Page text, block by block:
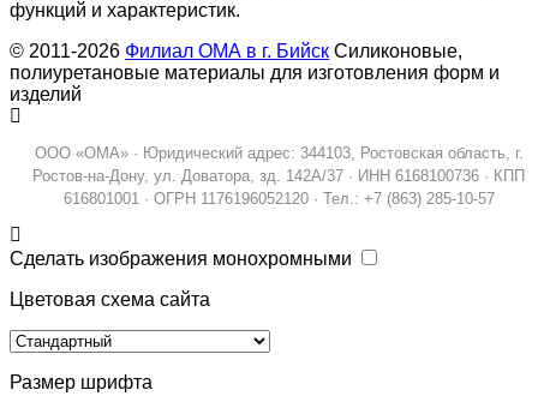
функций и характеристик.
© 2011-2026 Филиал ОМА в г. Бийск Силиконовые,
полиуретановые материалы для изготовления форм и
изделий
ООО «ОМА» · Юридический адрес: 344103, Ростовская область, г.
Ростов-на-Дону, ул. Доватора, зд. 142А/37 · ИНН 6168100736 · КПП
616801001 · ОГРН 1176196052120 · Тел.: +7 (863) 285-10-57
Сделать изображения монохромными
Цветовая схема сайта
Размер шрифта